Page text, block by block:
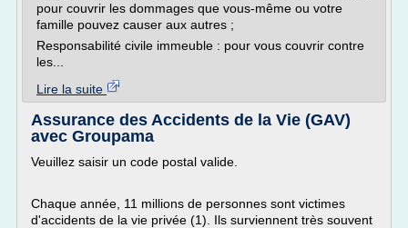
pour couvrir les dommages que vous-même ou votre
famille pouvez causer aux autres ;
Responsabilité civile immeuble : pour vous couvrir contre
les...
Lire la suite
Assurance des Accidents de la Vie (GAV)
avec Groupama
Veuillez saisir un code postal valide.
Chaque année, 11 millions de personnes sont victimes
d'accidents de la vie privée (1). Ils surviennent très souvent